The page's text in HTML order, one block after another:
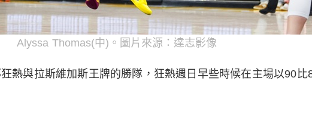
Alyssa Thomas(中)。圖片來源：達志影像
熱與拉斯維加斯王牌的勝隊，狂熱週日早些時候在主場以90比